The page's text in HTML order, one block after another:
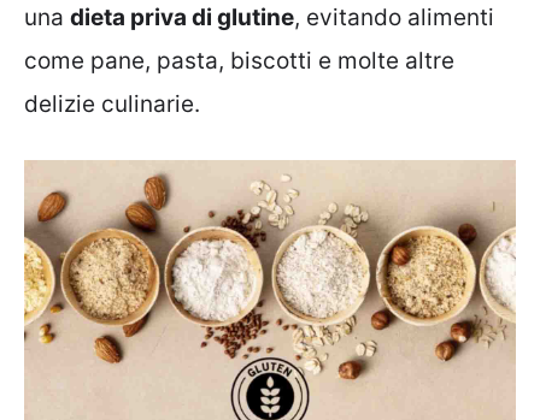
una dieta priva di glutine, evitando alimenti
come pane, pasta, biscotti e molte altre
delizie culinarie.